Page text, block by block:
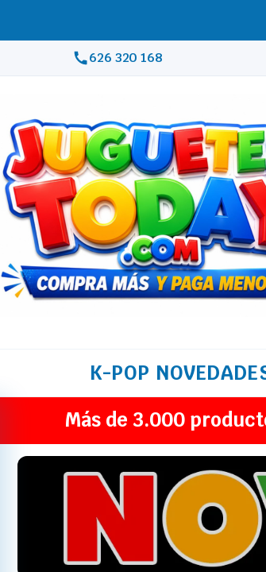
626 320 168
K-POP
Más de 3.000